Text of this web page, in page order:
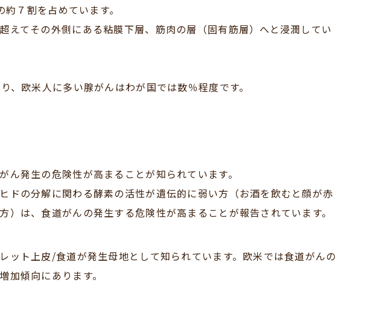
７割を占めています。
てその外側にある粘膜下層、筋肉の層（固有筋層）へと浸潤してい
欧米人に多い腺がんはわが国では数％程度です。
発生の危険性が高まることが知られています。
の分解に関わる酵素の活性が遺伝的に弱い方（お酒を飲むと顔が赤
は、食道がんの発生する危険性が高まることが報告されています。
ト上皮/食道が発生母地として知られています。欧米では食道がんの
傾向にあります。